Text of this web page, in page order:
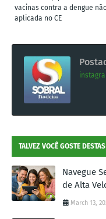
vacinas contra a dengue
aplicada no CE
TALVEZ VOCÊ GOSTE
Navegue
de Alta
March 13,